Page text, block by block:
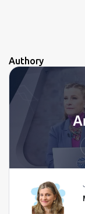
Authory